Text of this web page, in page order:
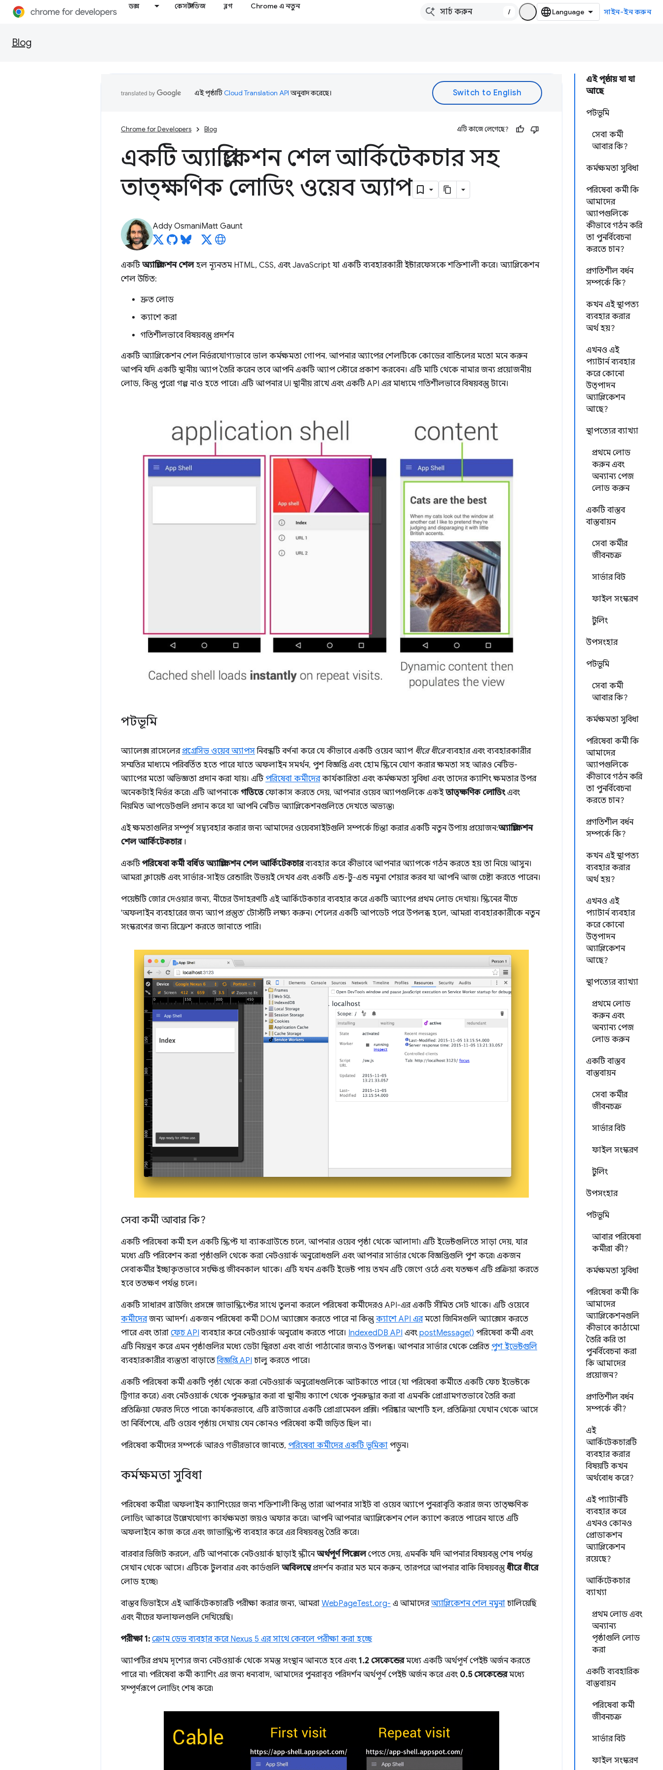
ডক্স কেস স্টাডিজ ব্লগ Chrome এ নতুন
/ সাইন-ইন করুন
Blog
এই পৃষ্ঠায় যা যা
আছে
পটভূমি
সেবা কর্মী
আবার কি?
কর্মক্ষমতা সুবিধা
পরিষেবা কর্মী কি
আমাদের
অ্যাপগুলিকে
কীভাবে গঠন করি
তা পুনর্বিবেচনা
করতে চান?
প্রগতিশীল বর্ধন
সম্পর্কে কি?
কখন এই স্থাপত্য
ব্যবহার করার
অর্থ হয়?
এখনও এই
প্যাটার্ন ব্যবহার
করে কোনো
উত্পাদন
অ্যাপ্লিকেশন
আছে?
স্থাপত্যের ব্যাখ্যা
প্রথমে লোড
করুন এবং
অন্যান্য পেজ
লোড করুন
একটি বাস্তব
বাস্তবায়ন
সেবা কর্মীর
জীবনচক্র
সার্ভার বিট
ফাইল সংস্করণ
টুলিং
উপসংহার
পটভূমি
সেবা কর্মী
আবার কি?
কর্মক্ষমতা সুবিধা
পরিষেবা কর্মী কি
আমাদের
অ্যাপগুলিকে
কীভাবে গঠন করি
তা পুনর্বিবেচনা
করতে চান?
প্রগতিশীল বর্ধন
সম্পর্কে কি?
কখন এই স্থাপত্য
ব্যবহার করার
অর্থ হয়?
এখনও এই
প্যাটার্ন ব্যবহার
করে কোনো
উত্পাদন
অ্যাপ্লিকেশন
আছে?
স্থাপত্যের ব্যাখ্যা
প্রথমে লোড
করুন এবং
অন্যান্য পেজ
লোড করুন
একটি বাস্তব
বাস্তবায়ন
সেবা কর্মীর
জীবনচক্র
সার্ভার বিট
ফাইল সংস্করণ
টুলিং
উপসংহার
পটভূমি
আবার পরিষেবা
কর্মীরা কী?
কর্মক্ষমতা সুবিধা
পরিষেবা কর্মী কি
আমাদের
অ্যাপ্লিকেশনগুলি
কীভাবে কাঠামো
তৈরি করি তা
পুনর্বিবেচনা করা
কি আমাদের
প্রয়োজন?
প্রগতিশীল বর্ধন
সম্পর্কে কী?
এই
আর্কিটেকচারটি
ব্যবহার করার
বিষয়টি কখন
অর্থবোধ করে?
এই প্যাটার্নটি
ব্যবহার করে
এখনও কোনও
প্রোডাকশন
অ্যাপ্লিকেশন
রয়েছে?
আর্কিটেকচার
ব্যাখ্যা
প্রথম লোড এবং
অন্যান্য
পৃষ্ঠাগুলি লোড
করা
একটি ব্যবহারিক
বাস্তবায়ন
পরিষেবা কর্মী
জীবনচক্র
সার্ভার বিট
ফাইল সংস্করণ
এই পৃষ্ঠাটিCloud Translation APIঅনুবাদ করেছে।
Chrome for Developers Blog এটি কাজে লেগেছে?
একটি অ্যাপ্লিকেশন শেল আর্কিটেকচার সহ
তাত্ক্ষণিক লোডিং ওয়েব অ্যাপ
Addy OsmaniMatt Gaunt
একটিঅ্যাপ্লিকেশন শেলহল ন্যূনতম HTML, CSS, এবং JavaScript যা একটি ব্যবহারকারী ইন্টারফেসকে শক্তিশালী করে। অ্যাপ্লিকেশন
শেল উচিত:
দ্রুত লোড
ক্যাশে করা
গতিশীলভাবে বিষয়বস্তু প্রদর্শন
একটি অ্যাপ্লিকেশন শেল নির্ভরযোগ্যভাবে ভাল কর্মক্ষমতা গোপন. আপনার অ্যাপের শেলটিকে কোডের বান্ডিলের মতো মনে করুন
আপনি যদি একটি স্থানীয় অ্যাপ তৈরি করেন তবে আপনি একটি অ্যাপ স্টোরে প্রকাশ করবেন। এটি মাটি থেকে নামার জন্য প্রয়োজনীয়
লোড, কিন্তু পুরো গল্প নাও হতে পারে। এটি আপনার UI স্থানীয় রাখে এবং একটি API এর মাধ্যমে গতিশীলভাবে বিষয়বস্তু টানে।
পটভূমি
অ্যালেক্স রাসেলেরপ্রগ্রেসিভ ওয়েব অ্যাপসনিবন্ধটি বর্ণনা করে যে কীভাবে একটি ওয়েব অ্যাপ ধীরে ধীরেব্যবহার এবং ব্যবহারকারীর
সম্মতির মাধ্যমে পরিবর্তিত হতে পারে যাতে অফলাইন সমর্থন, পুশ বিজ্ঞপ্তি এবং হোম স্ক্রিনে যোগ করার ক্ষমতা সহ আরও নেটিভ-
অ্যাপের মতো অভিজ্ঞতা প্রদান করা যায়। এটিপরিষেবা কর্মীদেরকার্যকারিতা এবং কর্মক্ষমতা সুবিধা এবং তাদের ক্যাশিং ক্ষমতার উপর
অনেকটাই নির্ভর করে৷ এটি আপনাকেগতিতেফোকাস করতে দেয়, আপনার ওয়েব অ্যাপগুলিকে একইতাত্ক্ষণিক লোডিংএবং
নিয়মিত আপডেটগুলি প্রদান করে যা আপনি নেটিভ অ্যাপ্লিকেশনগুলিতে দেখতে অভ্যস্ত৷
এই ক্ষমতাগুলির সম্পূর্ণ সদ্ব্যবহার করার জন্য আমাদের ওয়েবসাইটগুলি সম্পর্কে চিন্তা করার একটি নতুন উপায় প্রয়োজন:অ্যাপ্লিকেশন
শেল আর্কিটেকচার।
একটিপরিষেবা কর্মী বর্ধিত অ্যাপ্লিকেশন শেল আর্কিটেকচারব্যবহার করে কীভাবে আপনার অ্যাপকে গঠন করতে হয় তা নিয়ে আসুন।
আমরা ক্লায়েন্ট এবং সার্ভার-সাইড রেন্ডারিং উভয়ই দেখব এবং একটি এন্ড-টু-এন্ড নমুনা শেয়ার করব যা আপনি আজ চেষ্টা করতে পারেন।
পয়েন্টটি জোর দেওয়ার জন্য, নীচের উদাহরণটি এই আর্কিটেকচার ব্যবহার করে একটি অ্যাপের প্রথম লোড দেখায়। স্ক্রিনের নীচে
'অফলাইন ব্যবহারের জন্য অ্যাপ প্রস্তুত' টোস্টটি লক্ষ্য করুন। শেলের একটি আপডেট পরে উপলব্ধ হলে, আমরা ব্যবহারকারীকে নতুন
সংস্করণের জন্য রিফ্রেশ করতে জানাতে পারি।
সেবা কর্মী আবার কি?
একটি পরিষেবা কর্মী হল একটি স্ক্রিপ্ট যা ব্যাকগ্রাউন্ডে চলে, আপনার ওয়েব পৃষ্ঠা থেকে আলাদা৷ এটি ইভেন্টগুলিতে সাড়া দেয়, যার
মধ্যে এটি পরিবেশন করা পৃষ্ঠাগুলি থেকে করা নেটওয়ার্ক অনুরোধগুলি এবং আপনার সার্ভার থেকে বিজ্ঞপ্তিগুলি পুশ করে৷ একজন
সেবাকর্মীর ইচ্ছাকৃতভাবে সংক্ষিপ্ত জীবনকাল থাকে। এটি যখন একটি ইভেন্ট পায় তখন এটি জেগে ওঠে এবং যতক্ষণ এটি প্রক্রিয়া করতে
হবে ততক্ষণ পর্যন্ত চলে।
একটি সাধারণ ব্রাউজিং প্রসঙ্গে জাভাস্ক্রিপ্টের সাথে তুলনা করলে পরিষেবা কর্মীদেরও API-এর একটি সীমিত সেট থাকে। এটি ওয়েবে
কর্মীদেরজন্য আদর্শ। একজন পরিষেবা কর্মী DOM অ্যাক্সেস করতে পারে না কিন্তু ক্যাশে API এরমতো জিনিসগুলি অ্যাক্সেস করতে
পারে এবং তারা ফেচ API ব্যবহার করে নেটওয়ার্ক অনুরোধ করতে পারে। IndexedDB API এবং postMessage() পরিষেবা কর্মী এবং
এটি নিয়ন্ত্রণ করে এমন পৃষ্ঠাগুলির মধ্যে ডেটা স্থিরতা এবং বার্তা পাঠানোর জন্যও উপলব্ধ। আপনার সার্ভার থেকে প্রেরিত পুশ ইভেন্টগুলি
ব্যবহারকারীর ব্যস্ততা বাড়াতেবিজ্ঞপ্তি API চালু করতে পারে।
একটি পরিষেবা কর্মী একটি পৃষ্ঠা থেকে করা নেটওয়ার্ক অনুরোধগুলিকে আটকাতে পারে (যা পরিষেবা কর্মীতে একটি ফেচ ইভেন্টকে
ট্রিগার করে) এবং নেটওয়ার্ক থেকে পুনরুদ্ধার করা বা স্থানীয় ক্যাশে থেকে পুনরুদ্ধার করা বা এমনকি প্রোগ্রামগতভাবে তৈরি করা
প্রতিক্রিয়া ফেরত দিতে পারে৷ কার্যকরভাবে, এটি ব্রাউজারে একটি প্রোগ্রামেবল প্রক্সি। পরিষ্কার অংশটি হল, প্রতিক্রিয়া যেখান থেকে আসে
তা নির্বিশেষে, এটি ওয়েব পৃষ্ঠায় দেখায় যেন কোনও পরিষেবা কর্মী জড়িত ছিল না।
পরিষেবা কর্মীদের সম্পর্কে আরও গভীরভাবে জানতে, পরিষেবা কর্মীদের একটি ভূমিকা পড়ুন।
কর্মক্ষমতা সুবিধা
পরিষেবা কর্মীরা অফলাইন ক্যাশিংয়ের জন্য শক্তিশালী কিন্তু তারা আপনার সাইট বা ওয়েব অ্যাপে পুনরাবৃত্তি করার জন্য তাত্ক্ষণিক
লোডিং আকারে উল্লেখযোগ্য কার্যক্ষমতা জয়ও অফার করে। আপনি আপনার অ্যাপ্লিকেশন শেল ক্যাশে করতে পারেন যাতে এটি
অফলাইনে কাজ করে এবং জাভাস্ক্রিপ্ট ব্যবহার করে এর বিষয়বস্তু তৈরি করে।
বারবার ভিজিট করলে, এটি আপনাকে নেটওয়ার্ক ছাড়াই স্ক্রীনেঅর্থপূর্ণ পিক্সেলপেতে দেয়, এমনকি যদি আপনার বিষয়বস্তু শেষ পর্যন্ত
সেখান থেকে আসে। এটিকে টুলবার এবং কার্ডগুলি অবিলম্বেপ্রদর্শন করার মত মনে করুন, তারপরে আপনার বাকি বিষয়বস্তুধীরে ধীরে
লোড হচ্ছে৷
বাস্তব ডিভাইসে এই আর্কিটেকচারটি পরীক্ষা করার জন্য, আমরা WebPageTest.org- এ আমাদেরঅ্যাপ্লিকেশন শেল নমুনা চালিয়েছি
এবং নীচের ফলাফলগুলি দেখিয়েছি।
পরীক্ষা 1: ক্রোম ডেভ ব্যবহার করে Nexus 5 এর সাথে কেবলে পরীক্ষা করা হচ্ছে
অ্যাপটির প্রথম দৃশ্যের জন্য নেটওয়ার্ক থেকে সমস্ত সংস্থান আনতে হবে এবং 1.2 সেকেন্ডেরমধ্যে একটি অর্থপূর্ণ পেইন্ট অর্জন করতে
পারে না৷ পরিষেবা কর্মী ক্যাশিং এর জন্য ধন্যবাদ, আমাদের পুনরাবৃত্ত পরিদর্শন অর্থপূর্ণ পেইন্ট অর্জন করে এবং 0.5 সেকেন্ডেরমধ্যে
সম্পূর্ণরূপে লোডিং শেষ করে৷